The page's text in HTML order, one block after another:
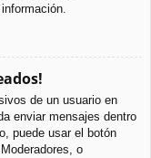
de un usuario en
enviar mensajes dentro
puede usar el botón
o